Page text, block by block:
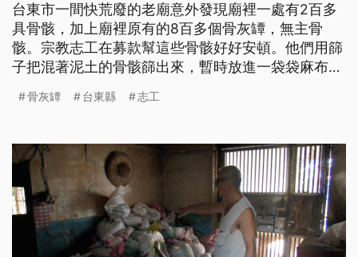
台東市一間快荒廢的老廟意外發現廟裡一處有2百多
具骨骸，加上廟裡原有的8百多個骨灰罈，無主骨
骸。宗教志工在募款幫這些骨骸好好安頓。他們用篩
子把混著泥土的骨骸篩出來，暫時放進一袋袋麻布袋
骸是他們在今年8月意外發現台東市外環道附近的老
坪左右的小房間，發現地面上堆了1公尺高的骨骸，
經過清理，又再發現地底還有，
骨灰罈 台東縣 志工